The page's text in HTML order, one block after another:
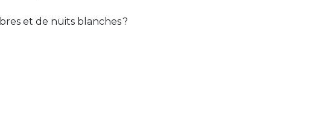
et de nuits blanches ?